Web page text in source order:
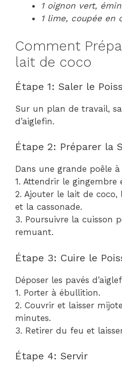
1 oignon vert,
1 lime, coupée en
Comment
lait de coco
Étape 1: Saler le
Sur un plan de travail,
d’aiglefin.
Étape 2: Préparer la
Dans une grande poêle
1. Attendrir le gingembre
2. Ajouter le lait de coco,
et la cassonade.
3. Poursuivre la cuisson
remuant.
Étape 3: Cuire le
Déposer les pavés
1. Porter à ébullition.
2. Couvrir et laisser
minutes.
3. Retirer du feu et
Étape 4: Servir